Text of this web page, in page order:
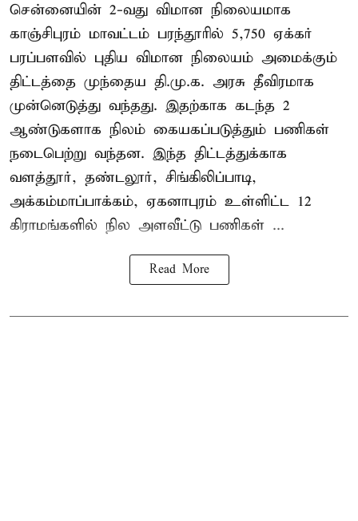
சென்னையின் 2-வது விமான நிலையமாக
காஞ்சிபுரம் மாவட்டம் பரந்தூரில் 5,750 ஏக்கர்
பரப்பளவில் புதிய விமான நிலையம் அமைக்கும்
திட்டத்தை முந்தைய தி.மு.க. அரசு தீவிரமாக
முன்னெடுத்து வந்தது. இதற்காக கடந்த 2
ஆண்டுகளாக நிலம் கையகப்படுத்தும் பணிகள்
நடைபெற்று வந்தன. இந்த திட்டத்துக்காக
வளத்தூர், தண்டலூர், சிங்கிலிப்பாடி,
அக்கம்மாப்பாக்கம், ஏகனாபுரம் உள்ளிட்ட 12
கிராமங்களில் நில அளவீட்டு பணிகள் ...
Read More